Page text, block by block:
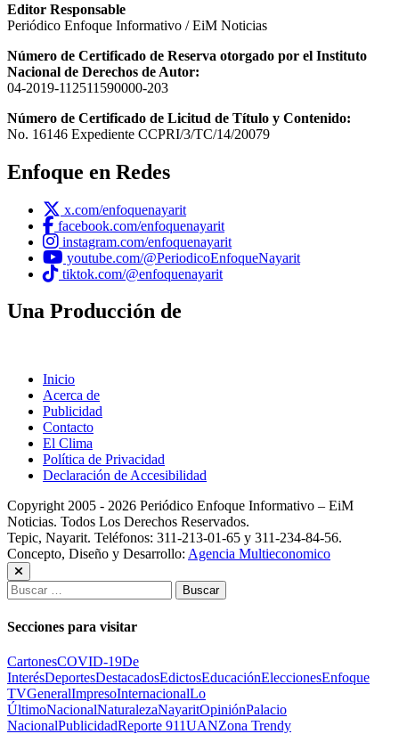
Editor Responsable
Periódico Enfoque Informativo / EiM Noticias
Número de Certificado de Reserva otorgado por el Instituto
Nacional de Derechos de Autor:
04-2019-112511590000-203
Número de Certificado de Licitud de Título y Contenido:
No. 16146 Expediente CCPRI/3/TC/14/20079
Enfoque en Redes
x.com/enfoquenayarit
facebook.com/enfoquenayarit
instagram.com/enfoquenayarit
youtube.com/@PeriodicoEnfoqueNayarit
tiktok.com/@enfoquenayarit
Una Producción de
Inicio
Acerca de
Publicidad
Contacto
El Clima
Política de Privacidad
Declaración de Accesibilidad
Copyright 2005 - 2026 Periódico Enfoque Informativo – EiM
Noticias. Todos Los Derechos Reservados.
Tepic, Nayarit. Teléfonos: 311-213-01-65 y 311-234-84-56.
Concepto, Diseño y Desarrollo: Agencia Multieconomico
Buscar:
Secciones para visitar
CartonesCOVID-19De
InterésDeportesDestacadosEdictosEducaciónEleccionesEnfoque
TVGeneralImpresoInternacionalLo
ÚltimoNacionalNaturalezaNayaritOpiniónPalacio
NacionalPublicidadReporte 911UANZona Trendy